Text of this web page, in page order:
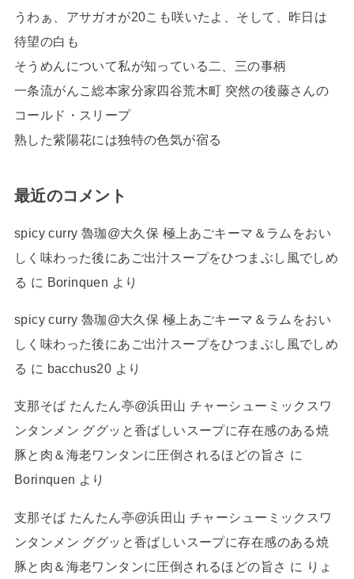
うわぁ、アサガオが20こも咲いたよ、そして、昨日は
待望の白も
そうめんについて私が知っている二、三の事柄
一条流がんこ総本家分家四谷荒木町 突然の後藤さんの
コールド・スリープ
熟した紫陽花には独特の色気が宿る
最近のコメント
spicy curry 魯珈@大久保 極上あごキーマ＆ラムをおい
しく味わった後にあご出汁スープをひつまぶし風でしめ
る に Borinquen より
spicy curry 魯珈@大久保 極上あごキーマ＆ラムをおい
しく味わった後にあご出汁スープをひつまぶし風でしめ
る に bacchus20 より
支那そば たんたん亭@浜田山 チャーシューミックスワ
ンタンメン ググッと香ばしいスープに存在感のある焼
豚と肉＆海老ワンタンに圧倒されるほどの旨さ に
Borinquen より
支那そば たんたん亭@浜田山 チャーシューミックスワ
ンタンメン ググッと香ばしいスープに存在感のある焼
豚と肉＆海老ワンタンに圧倒されるほどの旨さ に りょ